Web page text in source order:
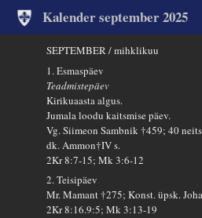
Kalender september 2025
SEPTEMBER / mihklikuu
1. Esmaspäev
Teadmistepäev
Kirikuaasta algus.
Jumala loodu kaitsmise päev.
Vg. Siimeon Sambnik †459; 40
dk. Ammon†IV s.
2Kr 8:7-15; Mk 3:6-12
2. Teisipäev
Mr. Mamant †275; Konst. üpsk.
2Kr 8:16.9:5; Mk 3:13-19